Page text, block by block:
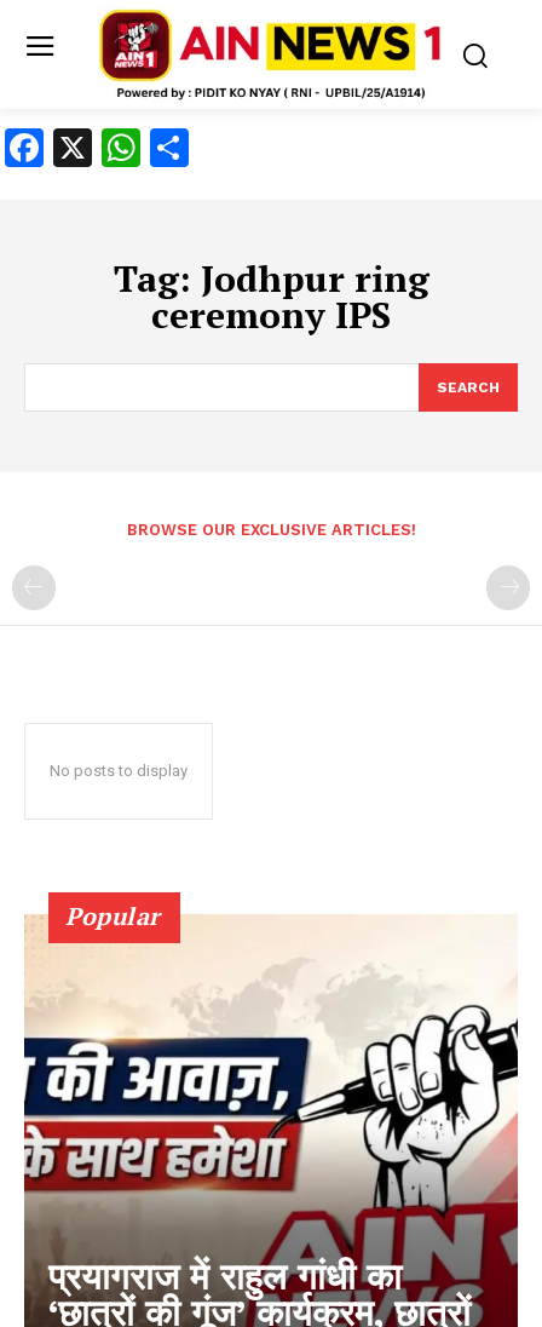
Facebook
X WhatsApp
Tag: Jodhpur ring
ceremony IPS
SEARCH
BROWSE OUR EXCLUSIVE ARTICLES!
No posts to display
Popular
प्रयागराज में राहुल गांधी का
‘छात्रों की गूंज’ कार्यक्रम, छात्रों